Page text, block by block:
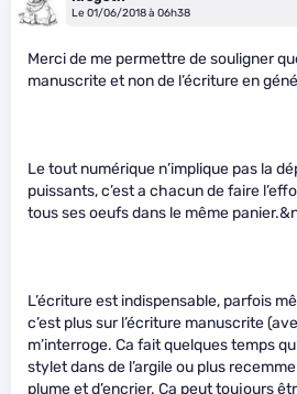
Le 01/06/2018 à 06h38
Merci de me permettre de souligner
manuscrite et non de l’écriture en
Le tout numérique n’implique pas la
puissants, c’est a chacun de faire
tous ses oeufs dans le même
L’écriture est indispensable, parfois
c’est plus sur l’écriture manuscrite
m’interroge. Ca fait quelques temps
stylet dans de l’argile ou plus
plume et d’encrier. Ca peut toujours